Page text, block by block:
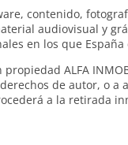
contenido,
audiovisual y
en los que
ALFA
de autor, o
a la